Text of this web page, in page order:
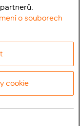
o souborech
cookie